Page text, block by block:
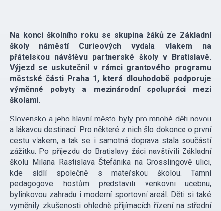
Na konci školního roku se skupina žáků ze Základní
školy náměstí Curieových vydala vlakem na
přátelskou návštěvu partnerské školy v Bratislavě.
Výjezd se uskutečnil v rámci grantového programu
městské části Praha 1, která dlouhodobě podporuje
výměnné pobyty a mezinárodní spolupráci mezi
školami.
Slovensko a jeho hlavní město byly pro mnohé děti novou
a lákavou destinací. Pro některé z nich šlo dokonce o první
cestu vlakem, a tak se i samotná doprava stala součástí
zážitku. Po příjezdu do Bratislavy žáci navštívili Základní
školu Milana Rastislava Štefánika na Grosslingově ulici,
kde sídlí společně s mateřskou školou. Tamní
pedagogové hostům představili venkovní učebnu,
bylinkovou zahradu i moderní sportovní areál. Děti si také
vyměnily zkušenosti ohledně přijímacích řízení na střední